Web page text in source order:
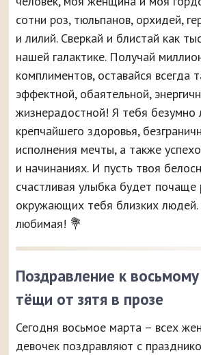
сотни роз, тюльпанов, орхидей,
и лилий. Сверкай и блистай как
нашей галактике. Получай
комплиментов, оставайся всегда
эффектной, обаятельной,
жизнерадостной! Я тебя
крепчайшего здоровья,
исполнения мечты, а также
и начинаниях. И пусть твоя
счастливая улыбка будет почаще
окружающих тебя близких
любимая! 💐
Поздравление к
тёщи от зятя в прозе
Сегодня восьмое марта – всех
девочек поздравляют с